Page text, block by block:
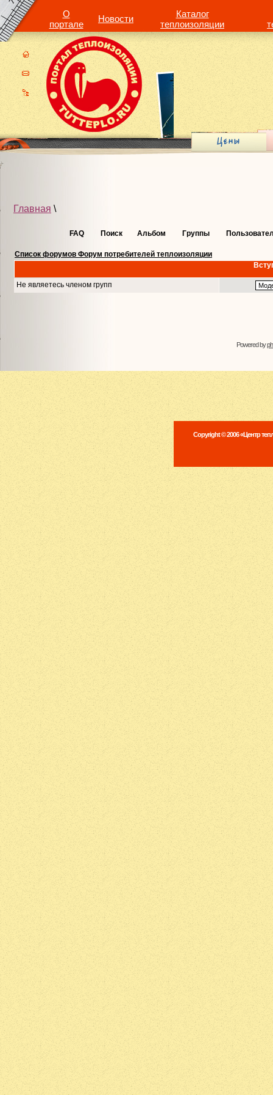
О
портале
Новости
Каталог
теплоизоляции
Главная \
FAQ Поиск Альбом Группы
Список форумов Форум потребителей теплоизоляции
Не являетесь членом групп
Powered by
Copyright © 2006 «Центр